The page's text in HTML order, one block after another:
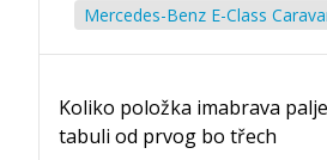
Mercedes-Benz E-Class
Koliko položka imabrava
tabuli od prvog bo třech